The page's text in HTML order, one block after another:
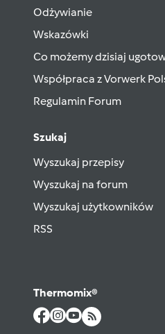
Odżywianie
Wskazówki
Co możemy dzisiaj
Współpraca z Vorwerk
Regulamin Forum
Szukaj
Wyszukaj przepisy
Wyszukaj na forum
Wyszukaj użytkowników
RSS
Thermomix®